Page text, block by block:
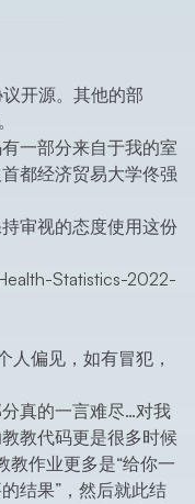
开源。其他的部
一部分来自于我的室
都经济贸易大学佟强
审视的态度使用这份
Statistics-2022-
人偏见，如有冒犯，
真的一言难尽…对我
教代码更是很多时候
作业更多是“给你一
结果”，然后就此结